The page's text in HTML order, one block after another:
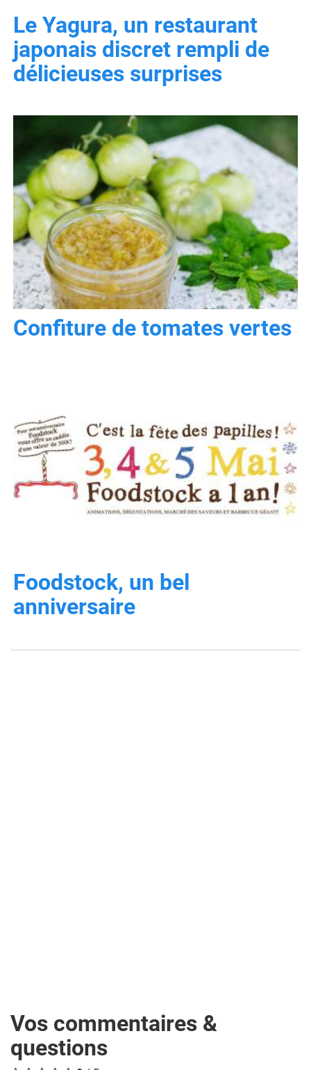
Le Yagura, un restaurant
japonais discret rempli de
délicieuses surprises
Confiture de tomates vertes
Foodstock, un bel
anniversaire
Vos commentaires &
questions